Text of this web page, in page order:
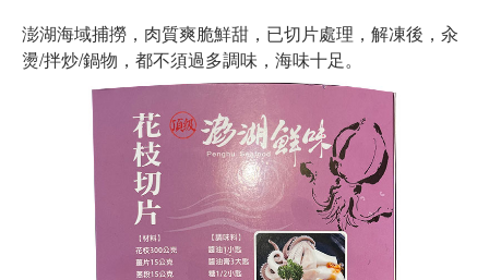
澎湖海域捕撈，肉質爽脆鮮甜，已切片處理，解凍後，汆
燙/拌炒/鍋物，都不須過多調味，海味十足。